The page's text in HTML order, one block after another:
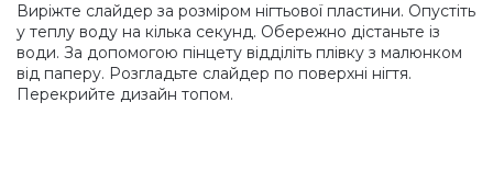
Слюда
Брокат
Виріжте слайдер за розміром нігтьової пластини. Опустіть
у теплу воду на кілька секунд. Обережно дістаньте із
води. За допомогою пінцету відділіть плівку з малюнком
від паперу. Розгладьте слайдер по поверхні нігтя.
Перекрийте дизайн топом.